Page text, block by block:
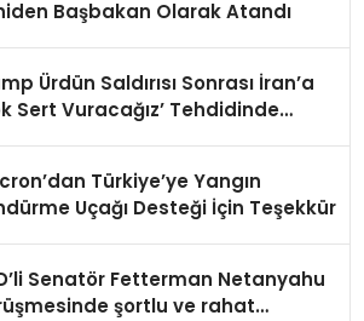
Başbakan Olarak Atandı
Ürdün Saldırısı Sonrası İran’a
Sert Vuracağız’ Tehdidinde
Türkiye’ye Yangın
Uçağı Desteği İçin Teşekkür
Senatör Fetterman Netanyahu
şortlu ve rahat